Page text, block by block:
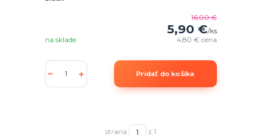
16,00 €
5,90 €/ks
4,80 €cena
na sklade
Pridať do košíka
strana z 1